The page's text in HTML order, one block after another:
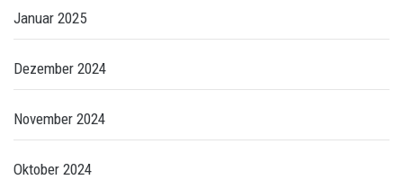
Januar 2025
Dezember 2024
November 2024
Oktober 2024